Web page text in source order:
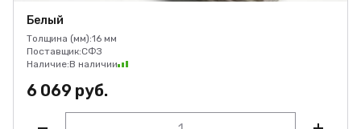
Белый
Толщина (мм):16 мм
Поставщик:СФЗ
Наличие:В наличии
6 069 руб.